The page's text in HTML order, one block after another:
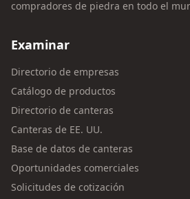
compradores de piedra en todo el
Examinar
Directorio de empresas
Catálogo de productos
Directorio de canteras
Canteras de EE. UU.
Base de datos de canteras
Oportunidades comerciales
Solicitudes de cotización